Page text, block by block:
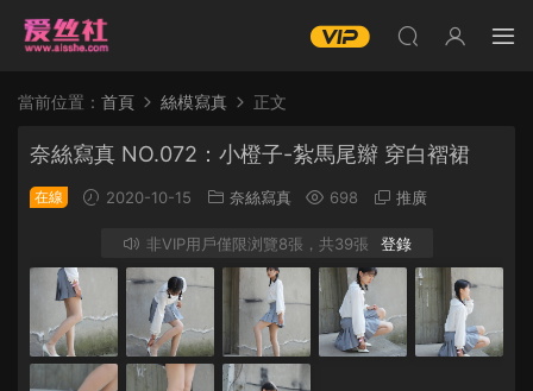
當前位置： 首頁 絲模寫真 正文
奈絲寫真 NO.072：小橙子-紮馬尾辮 穿白褶裙
在線 2020-10-15 奈絲寫真 698 推廣
非VIP用戶僅限浏覽8張，共39張 登錄